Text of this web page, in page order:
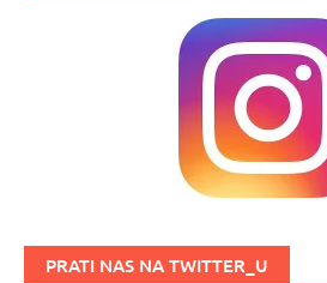
PRATI NAS NA TWITTER_U